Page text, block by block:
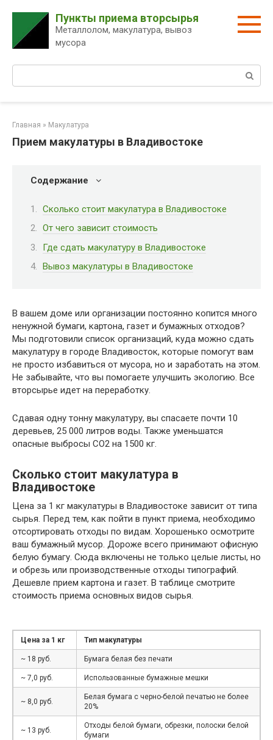
контенту
Пункты приема вторсырья
Металлолом, макулатура, вывоз
мусора
Главная » Макулатура
Прием макулатуры в Владивостоке
Содержание
Сколько стоит макулатура в Владивостоке
От чего зависит стоимость
Где сдать макулатуру в Владивостоке
Вывоз макулатуры в Владивостоке
В вашем доме или организации постоянно копится много
ненужной бумаги, картона, газет и бумажных отходов?
Мы подготовили список организаций, куда можно сдать
макулатуру в городе Владивосток, которые помогут вам
не просто избавиться от мусора, но и заработать на этом.
Не забывайте, что вы помогаете улучшить экологию. Все
вторсырье идет на переработку.
Сдавая одну тонну макулатуру, вы спасаете почти 10
деревьев, 25 000 литров воды. Также уменьшатся
опасные выбросы CO2 на 1500 кг.
Сколько стоит макулатура в
Владивостоке
Цена за 1 кг макулатуры в Владивостоке зависит от типа
сырья. Перед тем, как пойти в пункт приема, необходимо
отсортировать отходы по видам. Хорошенько осмотрите
ваш бумажный мусор. Дороже всего принимают офисную
белую бумагу. Сюда включены не только целые листы, но
и обрезь или производственные отходы типографий.
Дешевле прием картона и газет. В таблице смотрите
стоимость приема основных видов сырья.
Цена за 1 кг Тип макулатуры
~ 18 руб. Бумага белая без печати
~ 7,0 руб. Использованные бумажные мешки
~ 8,0 руб.
Белая бумага с черно-белой печатью не более
20%
~ 13 руб.
Отходы белой бумаги, обрезки, полоски белой
бумаги